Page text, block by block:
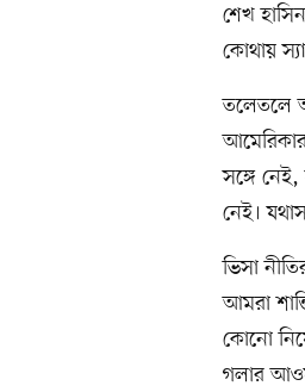
শেখ
কোথায়
তলেতলে
সঙ্গে
নেই।
ভিসা
আমরা
কোনো
গলার